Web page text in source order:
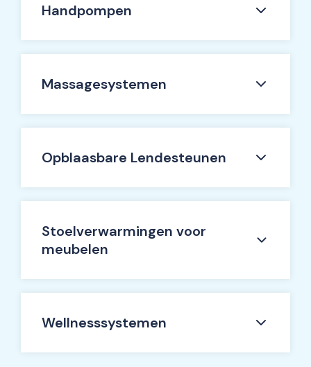
Handpompen
Massagesystemen
Opblaasbare Lendesteunen
Stoelverwarmingen voor
meubelen
Wellnesssystemen